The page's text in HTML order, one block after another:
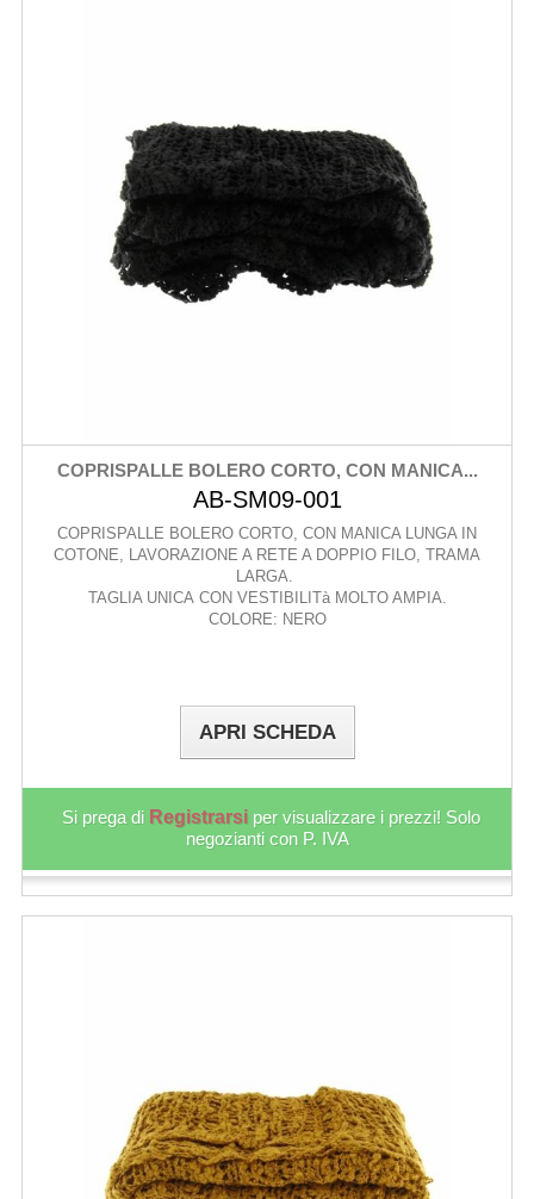
COPRISPALLE BOLERO CORTO, CON MANICA...
AB-SM09-001
COPRISPALLE BOLERO CORTO, CON MANICA LUNGA IN
COTONE, LAVORAZIONE A RETE A DOPPIO FILO, TRAMA
LARGA.
TAGLIA UNICA CON VESTIBILITà MOLTO AMPIA.
COLORE: NERO
APRI SCHEDA
Si prega di Registrarsi per visualizzare i prezzi! Solo
negozianti con P. IVA